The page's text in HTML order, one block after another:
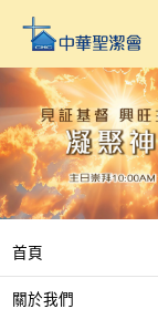
主
內
容
首頁
關於我們